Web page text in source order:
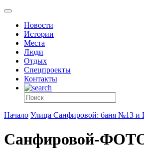
Новости
Истории
Места
Люди
Отдых
Спецпроекты
Контакты
Начало Улица Санфировой: баня №13
Санфировой-